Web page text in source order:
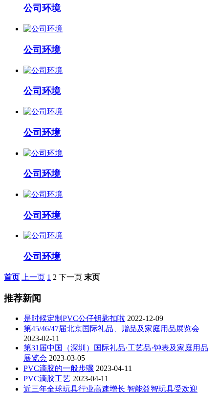
公司环境
公司环境
公司环境
公司环境
公司环境
公司环境
公司环境
首页 上一页 1 2 下一页 末页
推荐新闻
是时候定制PVC公仔钥匙扣啦 2022-12-09
第45/46/47届北京国际礼品、赠品及家庭用品展览会
2023-02-11
第31届中国（深圳）国际礼品·工艺品·钟表及家庭用品
展览会 2023-03-05
PVC滴胶的一般步骤 2023-04-11
PVC滴胶工艺 2023-04-11
近三年全球玩具行业高速增长 智能益智玩具受欢迎